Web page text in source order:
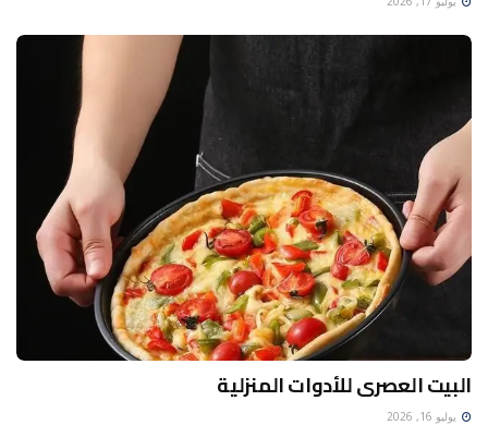
البيت العصرى للأدوات المنزلية
يوليو 16, 2026